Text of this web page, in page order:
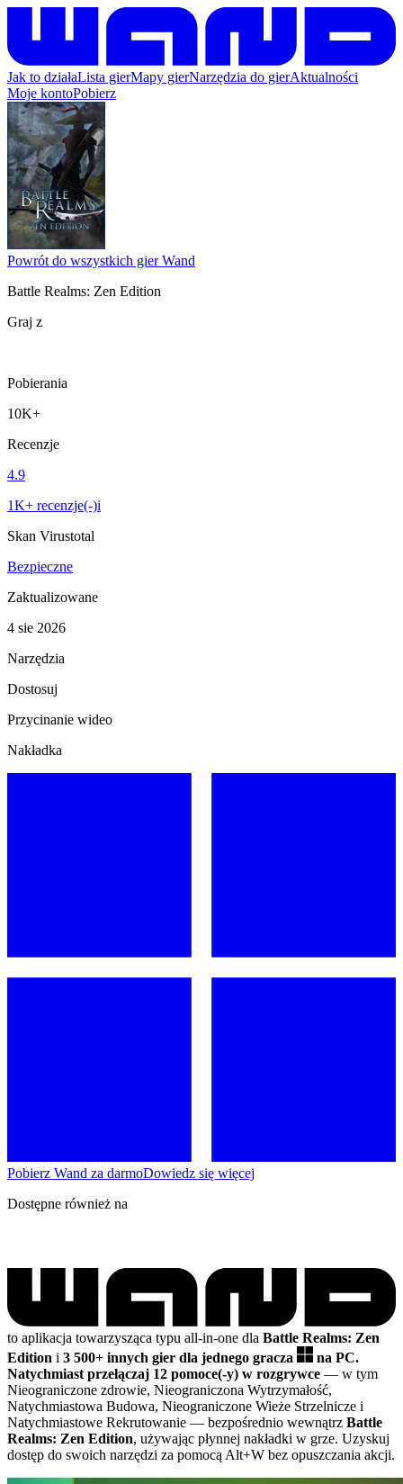
Jak to działaLista gierMapy gierNarzędzia do gierAktualności
Moje kontoPobierz
Powrót do wszystkich gier Wand
Battle Realms: Zen Edition
Graj z
Pobierania
10K+
Recenzje
4.9
1K+ recenzje(-)i
Skan Virustotal
Bezpieczne
Zaktualizowane
4 sie 2026
Narzędzia
Dostosuj
Przycinanie wideo
Nakładka
Pobierz Wand za darmoDowiedz się więcej
Dostępne również na
to aplikacja towarzysząca typu all-in-one dla Battle Realms: Zen
Edition i 3 500+ innych gier dla jednego gracza
na PC.
Natychmiast przełączaj 12 pomoce(-y) w rozgrywce — w tym
Nieograniczone zdrowie, Nieograniczona Wytrzymałość,
Natychmiastowa Budowa, Nieograniczone Wieże Strzelnicze i
Natychmiastowe Rekrutowanie — bezpośrednio wewnątrz Battle
Realms: Zen Edition, używając płynnej nakładki w grze. Uzyskuj
dostęp do swoich narzędzi za pomocą Alt+W bez opuszczania akcji.